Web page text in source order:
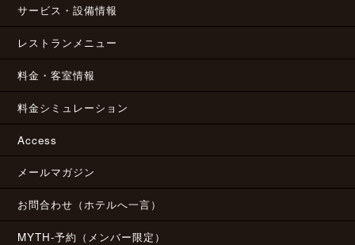
サービス・設備情報
レストランメニュー
料金・客室情報
料金シミュレーション
Access
メールマガジン
お問合わせ（ホテルへ一言）
MYTH-予約（メンバー限定）